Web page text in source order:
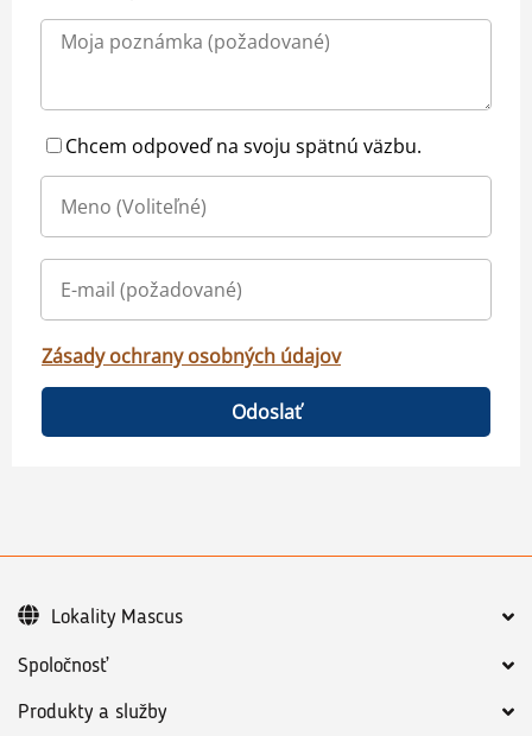
Chcem odpoveď na svoju spätnú väzbu.
Zásady ochrany osobných údajov
Odoslať
Spoločnosť
Produkty a služby
Lokality Mascus